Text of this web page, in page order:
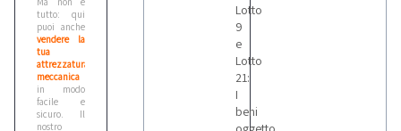
tutto: qui
puoi anche
vendere la
tua
attrezzatura
meccanica
in modo
facile e
sicuro. Il
nostro
Lotto
9
e
Lotto
21:
I
beni